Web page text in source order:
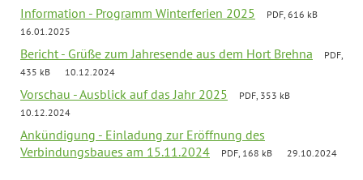
Information - Programm Winterferien 2025
PDF, 616 kB
16.01.2025
Bericht - Grüße zum Jahresende aus dem Hort Brehna
PDF,
435 kB
10.12.2024
Vorschau - Ausblick auf das Jahr 2025
PDF, 353 kB
10.12.2024
Ankündigung - Einladung zur Eröffnung des
Verbindungsbaues am 15.11.2024
PDF, 168 kB 29.10.2024